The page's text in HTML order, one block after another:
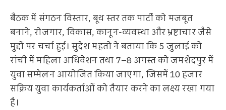
बैठक में संगठन विस्तार, बूथ स्तर तक पार्टी को मजबूत
बनाने, रोजगार, विकास, कानून-व्यवस्था और भ्रष्टाचार जैसे
मुद्दों पर चर्चा हुई। सुदेश महतो ने बताया कि 5 जुलाई को
रांची में महिला अधिवेशन तथा 7–8 अगस्त को जमशेदपुर में
युवा सम्मेलन आयोजित किया जाएगा, जिसमें 10 हजार
सक्रिय युवा कार्यकर्ताओं को तैयार करने का लक्ष्य रखा गया
है।